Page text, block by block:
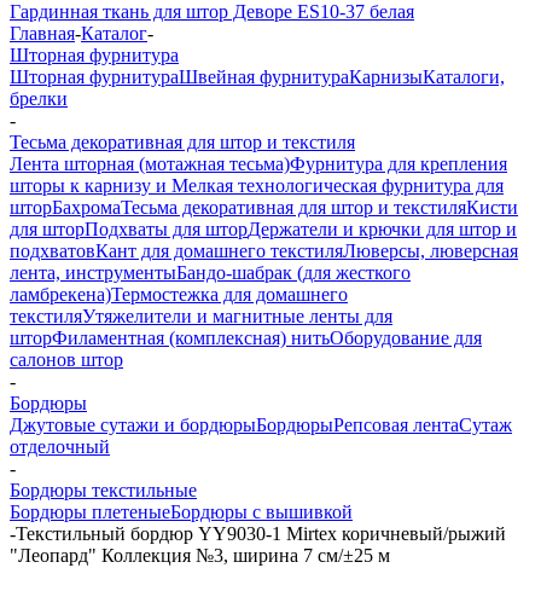
Гардинная ткань для штор Деворе ES10-37 белая
Главная-Каталог-
Шторная фурнитура
Шторная фурнитураШвейная фурнитураКарнизыКаталоги,
брелки
-
Тесьма декоративная для штор и текстиля
Лента шторная (мотажная тесьма)Фурнитура для крепления
шторы к карнизу и Мелкая технологическая фурнитура для
шторБахромаТесьма декоративная для штор и текстиляКисти
для шторПодхваты для шторДержатели и крючки для штор и
подхватовКант для домашнего текстиляЛюверсы, люверсная
лента, инструментыБандо-шабрак (для жесткого
ламбрекена)Термостежка для домашнего
текстиляУтяжелители и магнитные ленты для
шторФиламентная (комплексная) нитьОборудование для
салонов штор
-
Бордюры
Джутовые сутажи и бордюрыБордюрыРепсовая лентаСутаж
отделочный
-
Бордюры текстильные
Бордюры плетеныеБордюры с вышивкой
-Текстильный бордюр YY9030-1 Mirtex коричневый/рыжий
"Леопард" Коллекция №3, ширина 7 см/±25 м